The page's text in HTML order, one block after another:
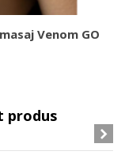
Venom GO
produs